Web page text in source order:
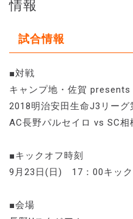
情報
試合情報
■対戦
キャンプ地・佐賀 presents
2018明治安田生命J3リーグ
AC長野パルセイロ vs SC相
■キックオフ時刻
9月23日(日) 17：00キック
■会場